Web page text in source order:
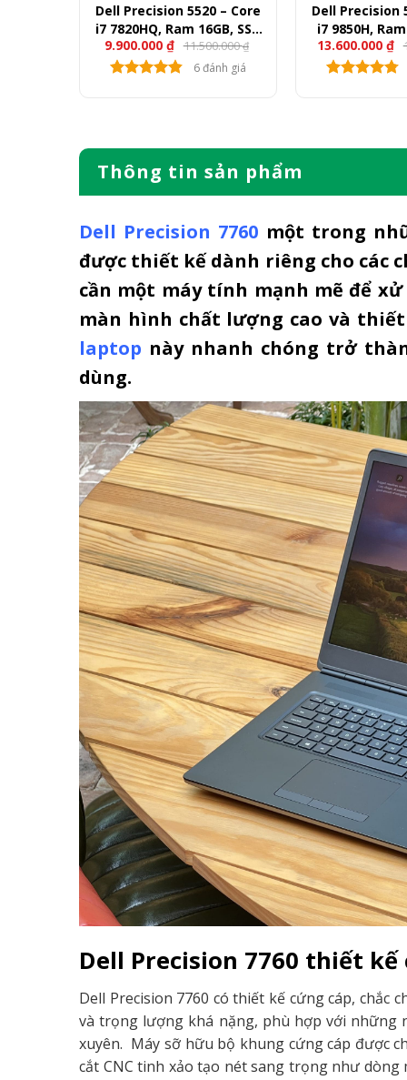
Dell Precision 5520 – Core
i7 7820HQ, Ram 16GB, SSD
512GB, Quadro M1200, 15.6″
FullHD
9.900.000 ₫ 11.500.000₫
6 đánh giá
Dell Precision
i7 9850H,
512GB,
13.600.000 ₫
Thông tin sản phẩm
Dell Precision 7760 một trong
được thiết kế dành riêng cho các
cần một máy tính mạnh mẽ để
màn hình chất lượng cao và
laptop này nhanh chóng trở
dùng.
Dell Precision 7760 thiết
Dell Precision 7760 có thiết kế cứng cáp, chắc
và trọng lượng khá nặng, phù hợp với những
xuyên. Máy sỡ hữu bộ khung cứng cáp được
cắt CNC tinh xảo tạo nét sang trọng như dòng